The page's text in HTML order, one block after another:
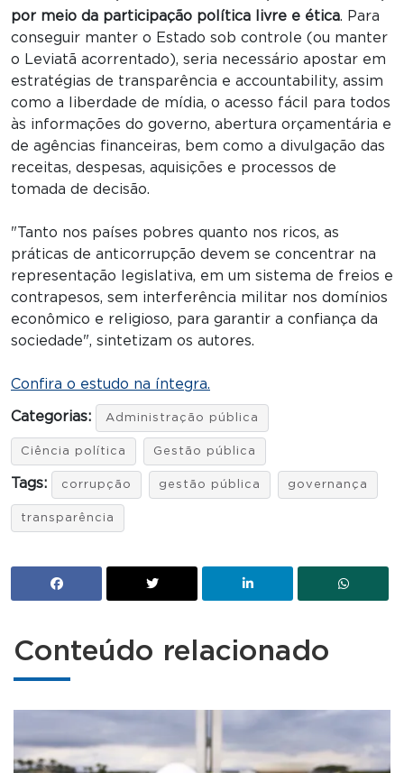
por meio da participação política livre e ética. Para
conseguir manter o Estado sob controle (ou manter
o Leviatã acorrentado), seria necessário apostar em
estratégias de transparência e accountability, assim
como a liberdade de mídia, o acesso fácil para todos
às informações do governo, abertura orçamentária e
de agências financeiras, bem como a divulgação das
receitas, despesas, aquisições e processos de
tomada de decisão.
"Tanto nos países pobres quanto nos ricos, as
práticas de anticorrupção devem se concentrar na
representação legislativa, em um sistema de freios e
contrapesos, sem interferência militar nos domínios
econômico e religioso, para garantir a confiança da
sociedade", sintetizam os autores.
Confira o estudo na íntegra.
Categorias: Administração pública
Ciência política Gestão pública
Tags: corrupção gestão pública governança
transparência
Conteúdo relacionado